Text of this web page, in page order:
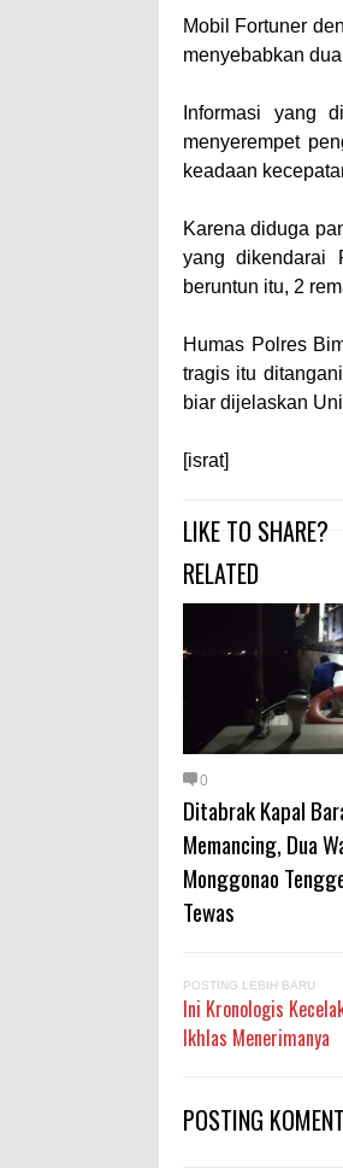
Mobil Fortuner
menyebabkan
Informasi yang
menyerempet
keadaan
Karena diduga
yang dikendarai
beruntun itu, 2
Humas Polres
tragis itu
biar dijelaskan
[israt]
LIKE TO SHARE?
RELATED
0
Ditabrak Kapal
Memancing, Dua
Monggonao
Tewas
POSTING LEBIH BARU
Ini Kronologis
Ikhlas Menerimanya
POSTING